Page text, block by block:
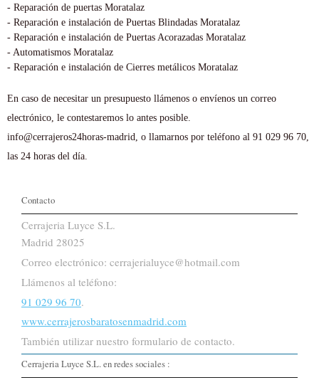
- Reparación de puertas Moratalaz
- Reparación e instalación de Puertas Blindadas Moratalaz
- Reparación e instalación de Puertas Acorazadas Moratalaz
- Automatismos Moratalaz
- Reparación e instalación de Cierres metálicos Moratalaz
En caso de necesitar un presupuesto llámenos o envíenos un correo
electrónico, le contestaremos lo antes posible.
info@cerrajeros24horas-madrid, o llamarnos por teléfono al 91 029 96 70,
las 24 horas del día.
Contacto
Cerrajeria Luyce S.L.
Madrid 28025
Correo electrónico: cerrajerialuyce@hotmail.com
Llámenos al teléfono:
91 029 96 70.
www.cerrajerosbaratosenmadrid.com
También utilizar nuestro formulario de contacto.
Cerrajeria Luyce S.L. en redes sociales :